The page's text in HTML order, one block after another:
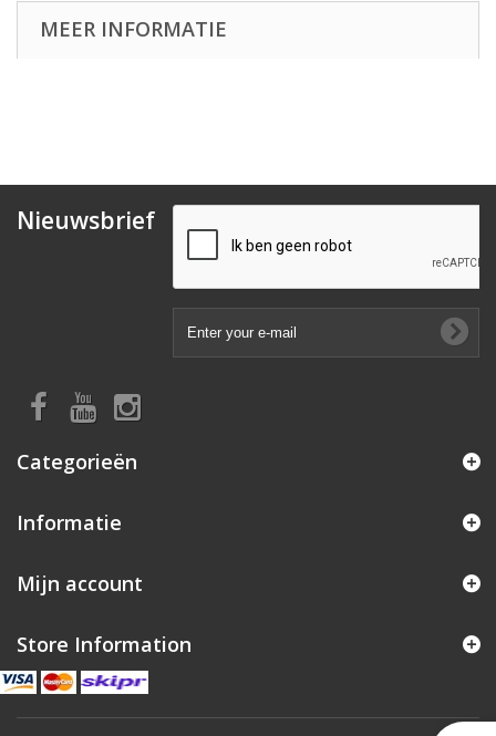
MEER INFORMATIE
Nieuwsbrief
Categorieën
Informatie
Mijn account
Store Information